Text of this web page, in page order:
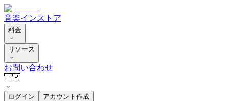
音楽インストア
料金
リソース
お問い合わせ
🇯🇵
ログイン アカウント作成